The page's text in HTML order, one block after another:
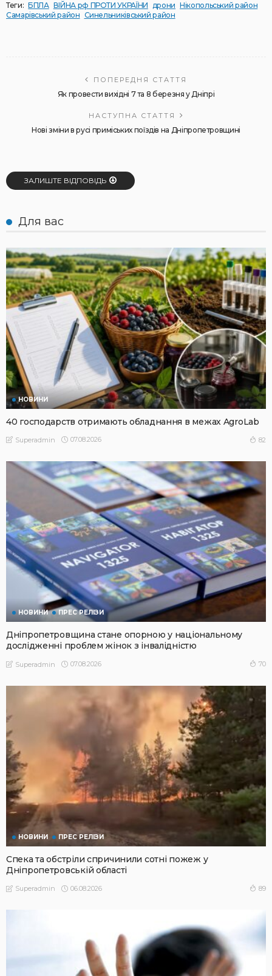
Теги: БПЛА ВІЙНА рф ПРОТИ УКРАЇНИ дрони Нікопольський район
Самарівський район Синельниківський район
ПОПЕРЕДНЯ СТАТТЯ
Як провести вихідні 7 та 8 березня у Дніпрі
НАСТУПНА СТАТТЯ
Нові зміни в русі приміських поїздів на Дніпропетровщині
ЗАЛИШТЕ ВІДПОВІДЬ
Для вас
НОВИНИ
40 господарств отримають обладнання в межах AgroLab
Superadmin 07.08.2026 82
НОВИНИ ПРЕС РЕЛІЗИ
Дніпропетровщина стане опорною у національному
дослідженні проблем жінок з інвалідністю
Superadmin 07.08.2026 70
НОВИНИ ПРЕС РЕЛІЗИ
Спека та обстріли спричинили сотні пожеж у
Дніпропетровській області
Superadmin 06.08.2026 89